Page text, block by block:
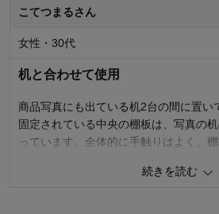
使用感・使いやすさ
購入商品：
ナチュラル,
使用場所： その他
購入のきっかけ： ネットで見
商品を使う人：
自分
こてつまるさん
女性・30代
机と合わせて使用
商品写真にも出ている机2台の間に置い
固定されている中央の棚板は、写真の
っています。全体的に手触りはよく、
続きを読む